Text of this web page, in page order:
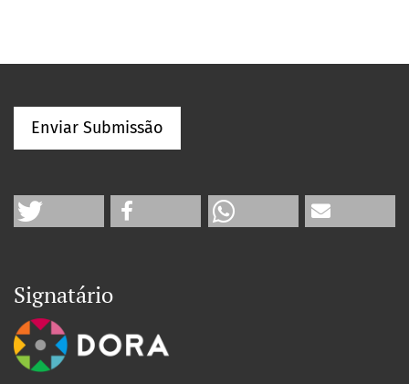
Enviar Submissão
Signatário